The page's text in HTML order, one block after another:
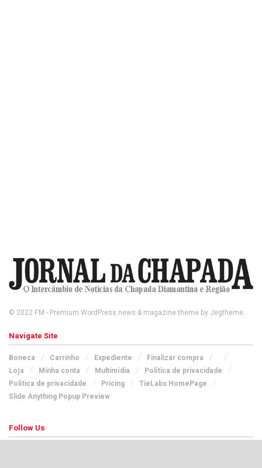
© 2022 FM - Premium WordPress news & magazine theme by Jegtheme.
Navigate Site
Boneca Carrinho Expediente
Finalizar compra
Loja
Minha conta Multimídia
Política de privacidade
Política de privacidade
Pricing
TieLabs HomePage
Slide Anything Popup Preview
Follow Us